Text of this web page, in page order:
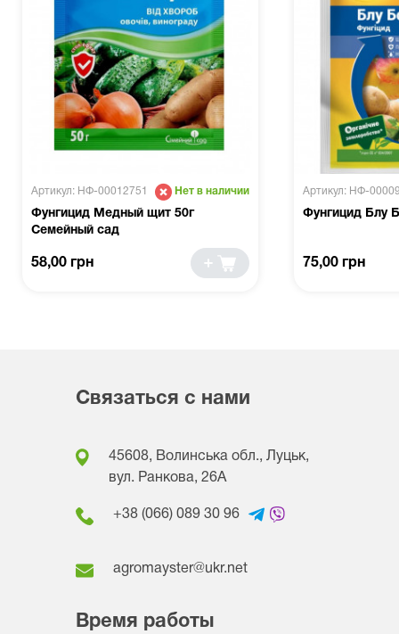
Артикул: НФ-00012751 Нет в наличии
Фунгицид Медный щит 50г
Семейный сад
58,00 грн
Артикул: НФ-
Фунгицид Блу
75,00 грн
Связаться с нами
45608, Волинська обл., Луцьк,
вул. Ранкова, 26A
+38 (066) 089 30 96
agromayster@ukr.net
Время работы